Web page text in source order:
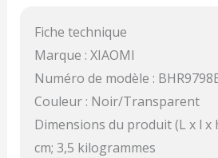
Fiche technique
Marque : XIAOMI
Numéro de modèle :
Couleur : Noir/Transparent
Dimensions du produit (L x l x
cm; 3,5 kilogrammes